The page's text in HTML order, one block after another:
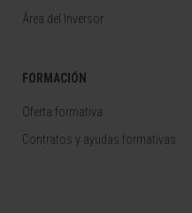
Área del Inversor
FORMACIÓN
Oferta formativa
Contratos y ayudas formativas